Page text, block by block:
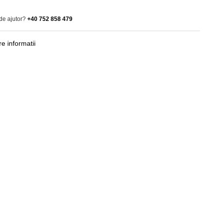
ajutor? +40 752 858 479
informatii